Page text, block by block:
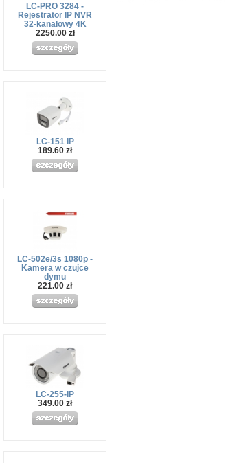
LC-PRO 3284 -
Rejestrator IP NVR
32-kanałowy 4K
2250.00 zł
LC-151 IP
189.60 zł
LC-502e/3s 1080p -
Kamera w czujce
dymu
221.00 zł
LC-255-IP
349.00 zł